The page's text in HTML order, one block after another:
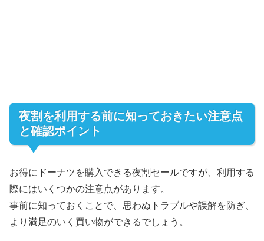
夜割を利用する前に知っておきたい注意点
と確認ポイント
お得にドーナツを購入できる夜割セールですが、利用する
際にはいくつかの注意点があります。
事前に知っておくことで、思わぬトラブルや誤解を防ぎ、
より満足のいく買い物ができるでしょう。